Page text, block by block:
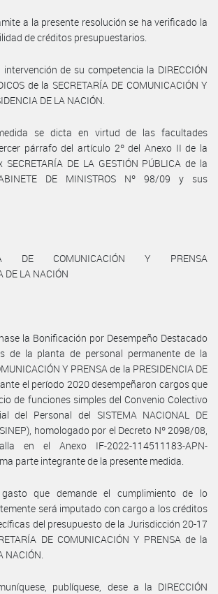
a la presente resolución se ha verificado la
de créditos presupuestarios.
de su competencia la DIRECCIÓN
de la SECRETARÍA DE COMUNICACIÓN Y
DE LA NACIÓN.
se dicta en virtud de las facultades
párrafo del artículo 2º del Anexo II de la
DE LA GESTIÓN PÚBLICA de la
DE MINISTROS Nº 98/09 y sus
DE COMUNICACIÓN Y PRENSA
DE LA NACIÓN
la Bonificación por Desempeño Destacado
de la planta de personal permanente de la
Y PRENSA de la PRESIDENCIA DE
el período 2020 desempeñaron cargos que
de funciones simples del Convenio Colectivo
del Personal del SISTEMA NACIONAL DE
homologado por el Decreto Nº 2098/08,
en el Anexo IF-2022-114511183-APN-
parte integrante de la presente medida.
gasto que demande el cumplimiento de lo
será imputado con cargo a los créditos
del presupuesto de la Jurisdicción 20-17
DE COMUNICACIÓN Y PRENSA de la
NACIÓN.
publíquese, dese a la DIRECCIÓN